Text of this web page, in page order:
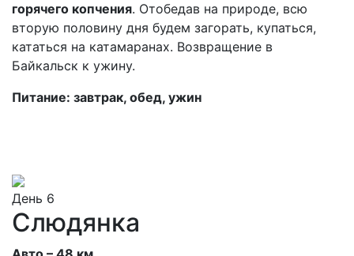
горячего копчения. Отобедав на природе, всю
вторую половину дня будем загорать, купаться,
кататься на катамаранах. Возвращение в
Байкальск к ужину.
Питание: завтрак, обед, ужин
День 6
Слюдянка